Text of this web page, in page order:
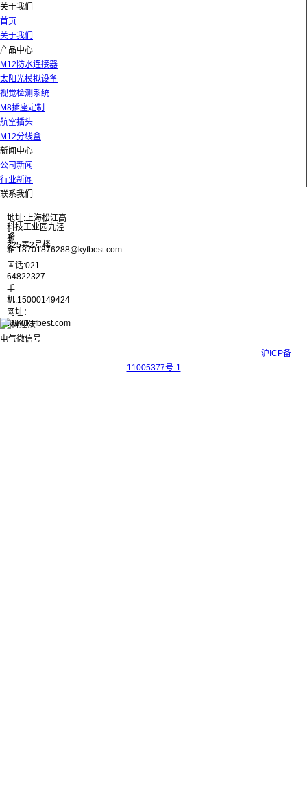
关于我们
首页
关于我们
产品中心
M12防水连接器
太阳光模拟设备
视觉检测系统
M8插座定制
航空插头
M12分线盒
新闻中心
公司新闻
行业新闻
联系我们
地址:上海松江高
科技工业园九泾
路
325弄2号楼
邮
箱:18701876288@kyfbest.com
固话:021-
64822327
手
机:15000149424
网址：
www.kyfbest.com
沪ICP备
11005377号-1